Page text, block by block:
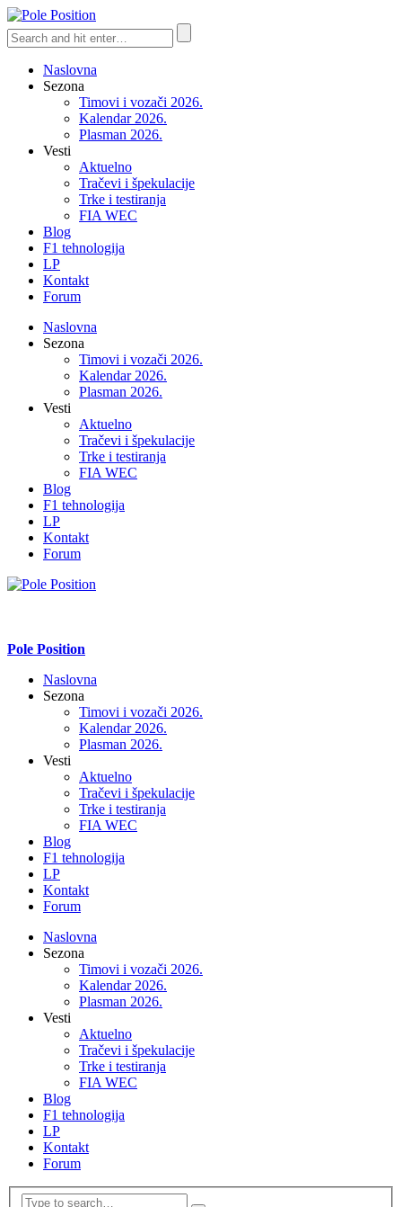
Naslovna
Sezona
Timovi i vozači 2026.
Kalendar 2026.
Plasman 2026.
Vesti
Aktuelno
Tračevi i špekulacije
Trke i testiranja
FIA WEC
Blog
F1 tehnologija
LP
Kontakt
Forum
Naslovna
Sezona
Timovi i vozači 2026.
Kalendar 2026.
Plasman 2026.
Vesti
Aktuelno
Tračevi i špekulacije
Trke i testiranja
FIA WEC
Blog
F1 tehnologija
LP
Kontakt
Forum
Pole Position
Naslovna
Sezona
Timovi i vozači 2026.
Kalendar 2026.
Plasman 2026.
Vesti
Aktuelno
Tračevi i špekulacije
Trke i testiranja
FIA WEC
Blog
F1 tehnologija
LP
Kontakt
Forum
Naslovna
Sezona
Timovi i vozači 2026.
Kalendar 2026.
Plasman 2026.
Vesti
Aktuelno
Tračevi i špekulacije
Trke i testiranja
FIA WEC
Blog
F1 tehnologija
LP
Kontakt
Forum